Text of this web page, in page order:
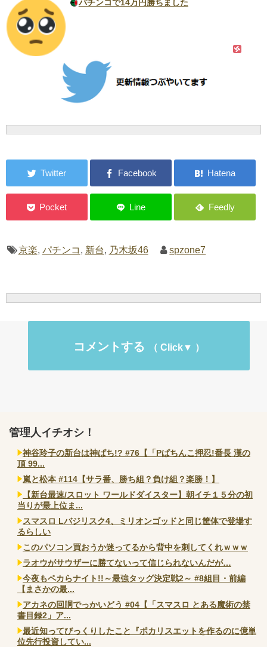
パチンコで14万円勝ちました
京楽, パチンコ , 新台, 乃木坂46 spzone7
コメントする
管理人イチオシ！
神谷玲子の新台は神ぱち!? #76【「Pぱちんこ押忍!番長 漢の
頂 99...
嵐と松本 #114【サラ番、勝ち組？負け組？楽勝！】
【新台最速/スロット ワールドダイスター】朝イチ１５分の初
当りが最上位ま...
スマスロ Lバジリスク4、ミリオンゴッドと同じ筐体で登場す
るらしい
このパソコン買おうか迷ってるから背中を刺してくれｗｗｗ
ラオウがサウザーに勝てないって信じられないんだが…
今夜もペカらナイト!!～最強タッグ決定戦2～ #8組目・前編
【まさかの最...
アカネの回胴でっかいどう #04【「スマスロ とある魔術の禁
書目録2」ア...
最近知ってびっくりしたこと『ポカリスエットを作るのに億単
位先行投資してい...